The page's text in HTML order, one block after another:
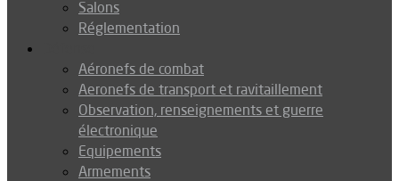
Salons
Réglementation
Aéronefs de combat
Aeronefs de transport et ravitaillement
Observation, renseignements et guerre
électronique
Equipements
Armements